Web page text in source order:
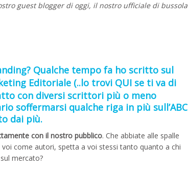
guest blogger di oggi, il nostro ufficiale di bussola
Qualche tempo fa ho scritto sul
Editoriale (..lo trovi QUI se ti va di
con diversi scrittori più o meno
soffermarsi qualche riga in più sull’ABC
dai più.
con il nostro pubblico. Che abbiate alle spalle
come autori, spetta a voi stessi tanto quanto a chi
mercato?